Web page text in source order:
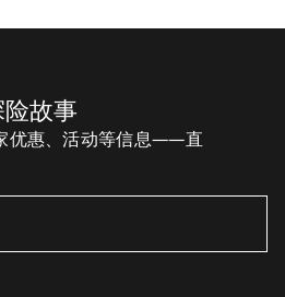
故事
优惠、活动等信息——直